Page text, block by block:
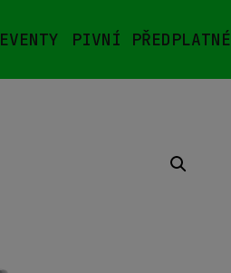
EVENTY PIVNÍ PŘEDPLATNÉ